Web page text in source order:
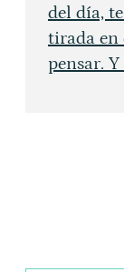
del día,
tirada en
pensar.